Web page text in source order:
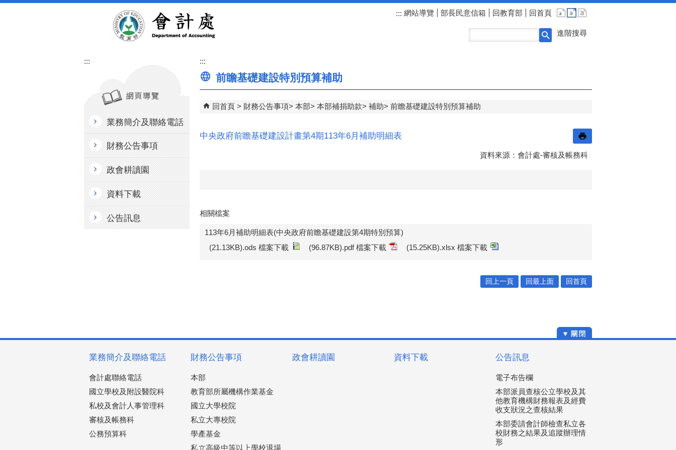
::: 網站導覽 部長民意信箱 回教育部 回首頁
進階搜尋
:::
業務簡介及聯絡電話
財務公告事項
政會耕讀園
資料下載
公告訊息
:::
前瞻基礎建設特別預算補助
回首頁 財務公告事項 本部 本部補捐助款 補助 前瞻基礎建設特別預算補助
中央政府前瞻基礎建設計畫第4期113年6月補助明細表
資料來源：會計處-審核及帳務科
相關檔案
113年6月補助明細表(中央政府前瞻基礎建設第4期特別預算)
(21.13KB).ods 檔案下載
(96.87KB).pdf 檔案下載 (15.25KB).xlsx 檔案下載
回上一頁 回最上面 回首頁
業務簡介及聯絡電話
會計處聯絡電話
國立學校及附設醫院科
私校及會計人事管理科
審核及帳務科
公務預算科
財務公告事項
本部
教育部所屬機構作業基金
國立大學校院
私立大專校院
學產基金
私立高級中等以上學校退場
政會耕讀園 資料下載 公告訊息
電子布告欄
本部派員查核公立學校及其
他教育機構財務報表及經費
收支狀況之查核結果
本部委請會計師檢查私立各
校財務之結果及追蹤辦理情
形